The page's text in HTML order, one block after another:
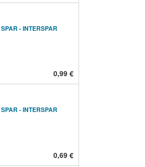
SPAR - INTERSPAR
0,99 €
SPAR - INTERSPAR
0,69 €